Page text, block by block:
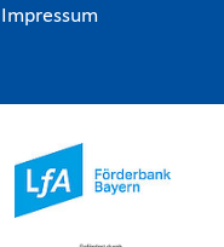
Impressum